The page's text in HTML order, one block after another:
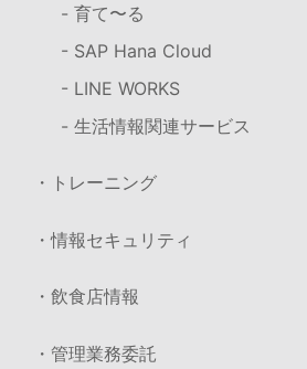
- 育て〜る
- SAP Hana Cloud
- LINE WORKS
- 生活情報関連サービス
・トレーニング
・情報セキュリティ
・飲食店情報
・管理業務委託